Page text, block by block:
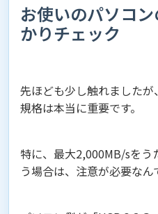
お使いのパソコ
かりチェック
先ほども少し触れました
規格は本当に重要です。
特に、最大2,000MB/sをう
う場合は、注意が必要なん